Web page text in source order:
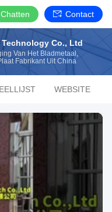
Chatten Contact
Co., Ltd
Van Het Bladmetaal,
Fabrikant Uit China
WEBSITE